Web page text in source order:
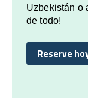
Uzbekistán o
de todo!
Reserve
Reserve